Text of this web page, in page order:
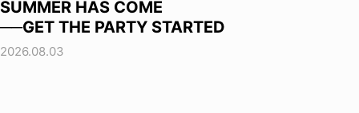
SUMMER HAS COME
──GET THE PARTY STARTED
2026.08.03